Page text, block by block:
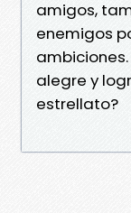
amigos,
enemigos
alegre y
estrellato?